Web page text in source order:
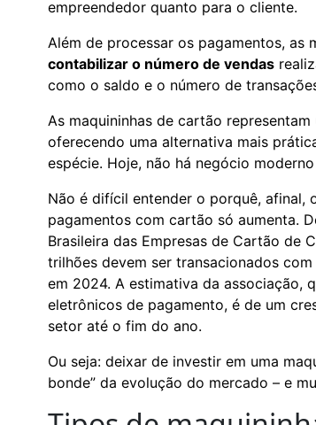
empreendedor quanto para o cliente.
Além de processar os pagamentos, as
contabilizar o número de vendas
como o saldo e o número de
As maquininhas de cartão
oferecendo uma alternativa mais
espécie. Hoje, não há negócio
Não é difícil entender o porquê, afinal,
pagamentos com cartão só aumenta.
Brasileira das Empresas de Cartão de
trilhões devem ser transacionados
em 2024. A estimativa da associação,
eletrônicos de pagamento, é de um
setor até o fim do ano.
Ou seja: deixar de investir em uma
bonde” da evolução do mercado – e